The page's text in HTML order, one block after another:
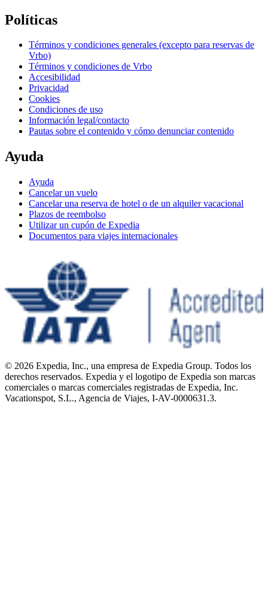
Políticas
Términos y condiciones generales (excepto para reservas de
Vrbo)
Términos y condiciones de Vrbo
Accesibilidad
Privacidad
Cookies
Condiciones de uso
Información legal/contacto
Pautas sobre el contenido y cómo denunciar contenido
Ayuda
Ayuda
Cancelar un vuelo
Cancelar una reserva de hotel o de un alquiler vacacional
Plazos de reembolso
Utilizar un cupón de Expedia
Documentos para viajes internacionales
© 2026 Expedia, Inc., una empresa de Expedia Group. Todos los
derechos reservados. Expedia y el logotipo de Expedia son marcas
comerciales o marcas comerciales registradas de Expedia, Inc.
Vacationspot, S.L., Agencia de Viajes, I-AV-0000631.3.